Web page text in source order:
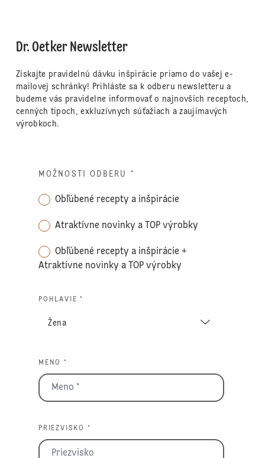
Dr. Oetker Newsletter
Získajte pravidelnú dávku inšpirácie priamo do vašej e-
mailovej schránky! Prihláste sa k odberu newsletteru a
budeme vás pravidelne informovať o najnovších receptoch,
cenných tipoch, exkluzívnych súťažiach a zaujímavých
výrobkoch.
MOŽNOSTI ODBERU *
Obľúbené recepty a inšpirácie
Atraktívne novinky a TOP výrobky
Obľúbené recepty a inšpirácie +
Atraktívne novinky a TOP výrobky
POHLAVIE *
MENO *
PRIEZVISKO *